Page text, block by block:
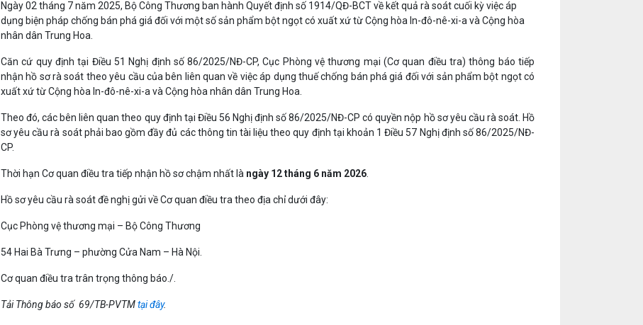
Ngày 02 tháng 7 năm 2025, Bộ Công Thương ban hành Quyết định số 1914/QĐ-BCT về kết quả rà soát cuối kỳ việc áp
dụng biện pháp chống bán phá giá đối với một số sản phẩm bột ngọt có xuất xứ từ Cộng hòa In-đô-nê-xi-a và Cộng hòa
nhân dân Trung Hoa.
Căn cứ quy định tại Điều 51 Nghị định số 86/2025/NĐ-CP, Cục Phòng vệ thương mại (Cơ quan điều tra) thông báo tiếp
nhận hồ sơ rà soát theo yêu cầu của bên liên quan về việc áp dụng thuế chống bán phá giá đối với sản phẩm bột ngọt có
xuất xứ từ Cộng hòa In-đô-nê-xi-a và Cộng hòa nhân dân Trung Hoa.
Theo đó, các bên liên quan theo quy định tại Điều 56 Nghị định số 86/2025/NĐ-CP có quyền nộp hồ sơ yêu cầu rà soát. Hồ
sơ yêu cầu rà soát phải bao gồm đầy đủ các thông tin tài liệu theo quy định tại khoản 1 Điều 57 Nghị định số 86/2025/NĐ-
CP.
Thời hạn Cơ quan điều tra tiếp nhận hồ sơ chậm nhất là ngày 12 tháng 6 năm 2026
Hồ sơ yêu cầu rà soát đề nghị gửi về Cơ quan điều tra theo địa chỉ dưới đây:
Cục Phòng vệ thương mại – Bộ Công Thương
54 Hai Bà Trưng – phường Cửa Nam – Hà Nội.
Cơ quan điều tra trân trọng thông báo./.
Tải Thông báo số 69/TB-PVTMtại đây.